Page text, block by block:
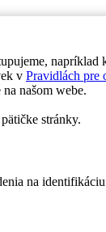
v Pravidlách pre
našom webe.
stránky.
na